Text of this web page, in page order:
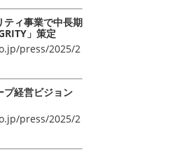
ィ事業で中長期
」策定
press/2025/2
経営ビジョン
press/2025/2